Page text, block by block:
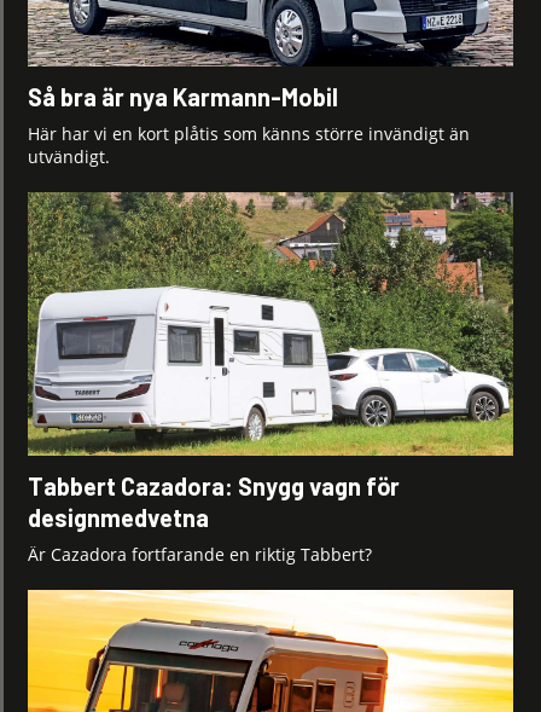
Så bra är nya Karmann-Mobil
Här har vi en kort plåtis som känns större invändigt än
utvändigt.
Tabbert Cazadora: Snygg vagn för
designmedvetna
Är Cazadora fortfarande en riktig Tabbert?